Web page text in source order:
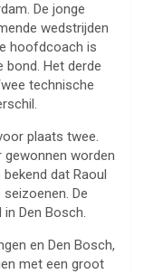
De jonge
wedstrijden
hoofdcoach is
Het derde
technische
plaats twee.
worden
dat Raoul
De
Den Bosch.
en Den Bosch,
met een groot